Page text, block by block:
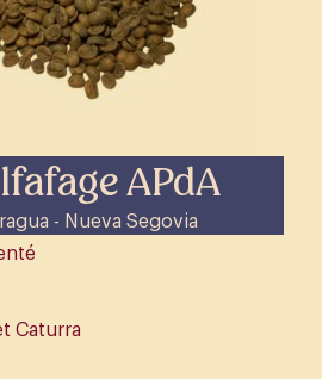
APdA
- Nueva Segovia
Caturra